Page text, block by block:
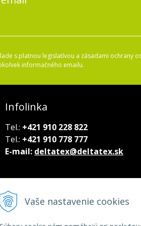
Vaše nastavenie cookies
s platnou legislatívou a zásadami ochrany
informačného emailu.
Infolinka
Tel.: +421 910 228 822
Tel.: +421 910 778 777
E-mail: deltatex@deltatex.sk